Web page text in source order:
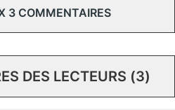
3 COMMENTAIRES
DES LECTEURS (3)